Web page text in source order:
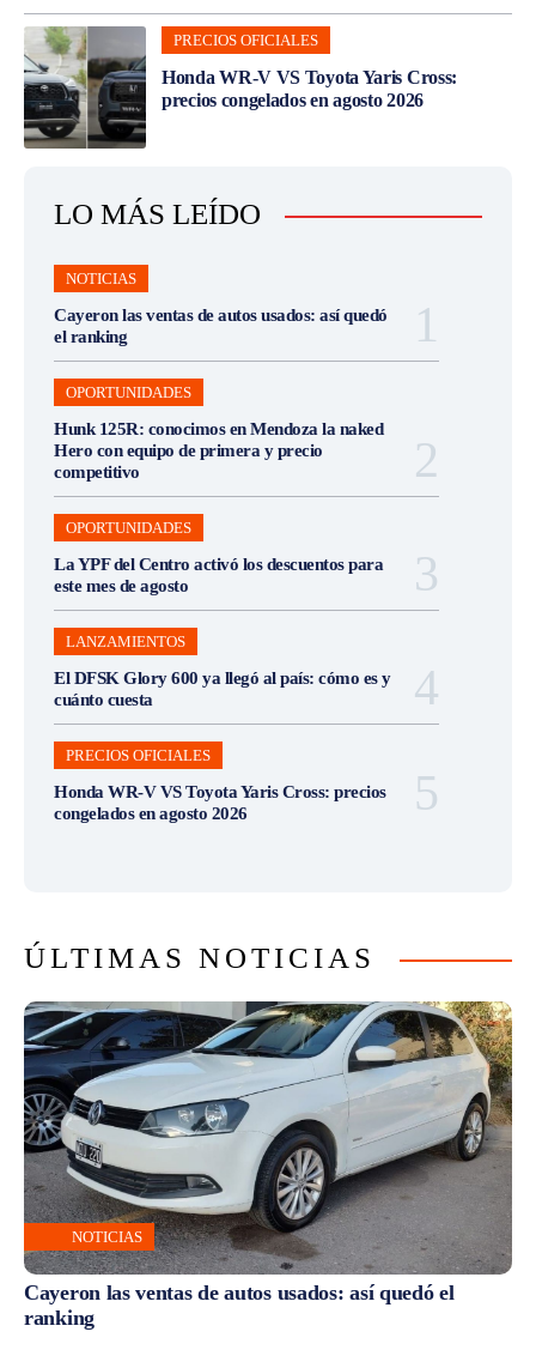
PRECIOS OFICIALES
Honda WR-V VS Toyota Yaris Cross:
precios congelados en agosto 2026
LO MÁS LEÍDO
NOTICIAS
Cayeron las ventas de autos usados: así quedó
el ranking
OPORTUNIDADES
Hunk 125R: conocimos en Mendoza la naked
Hero con equipo de primera y precio
competitivo
OPORTUNIDADES
La YPF del Centro activó los descuentos para
este mes de agosto
LANZAMIENTOS
El DFSK Glory 600 ya llegó al país: cómo es y
cuánto cuesta
PRECIOS OFICIALES
Honda WR-V VS Toyota Yaris Cross: precios
congelados en agosto 2026
ÚLTIMAS NOTICIAS
NOTICIAS
Cayeron las ventas de autos usados: así quedó el
ranking